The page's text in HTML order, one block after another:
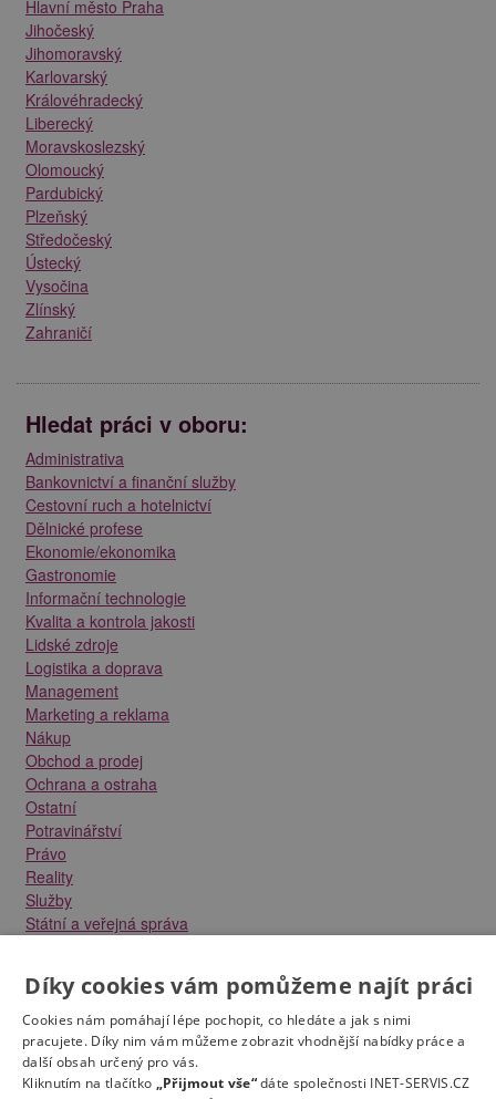
Hlavní město Praha
Jihočeský
Jihomoravský
Karlovarský
Královéhradecký
Liberecký
Moravskoslezský
Olomoucký
Pardubický
Plzeňský
Středočeský
Ústecký
Vysočina
Zlínský
Zahraničí
Hledat práci v oboru:
Administrativa
Bankovnictví a finanční služby
Cestovní ruch a hotelnictví
Dělnické profese
Ekonomie/ekonomika
Gastronomie
Informační technologie
Kvalita a kontrola jakosti
Lidské zdroje
Logistika a doprava
Management
Marketing a reklama
Nákup
Obchod a prodej
Ochrana a ostraha
Ostatní
Potravinářství
Právo
Reality
Služby
Státní a veřejná správa
Technika a elektrotechnika
Tvůrčí práce a design
Výroba
Vzdělávání a školství
Zdravotnictví
Díky cookies vám pomůžeme najít práci
Cookies nám pomáhají lépe pochopit, co hledáte a jak s nimi
pracujete. Díky nim vám můžeme zobrazit vhodnější nabídky práce a
další obsah určený pro vás.
Kliknutím na tlačítko „Přijmout vše“dáte společnosti INET-SERVIS.CZ